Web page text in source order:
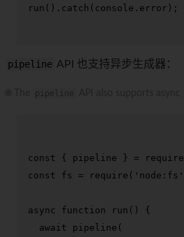
run (). catch ( console . error );
pipeline API 也支持异步生成器：
const { pipeline } = require
const fs = require ( 'node:fs'
async function run ( ) {
await
pipeline (